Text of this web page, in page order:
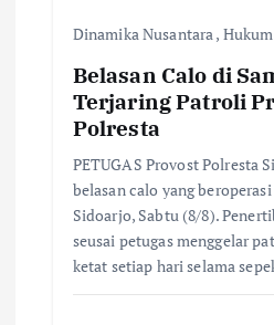
Dinamika Nusantara , Hukum
Belasan Calo di
Terjaring Patroli
Polresta
PETUGAS Provost Polresta
belasan calo yang
Sidoarjo, Sabtu (8/8).
seusai petugas menggelar
ketat setiap hari selama